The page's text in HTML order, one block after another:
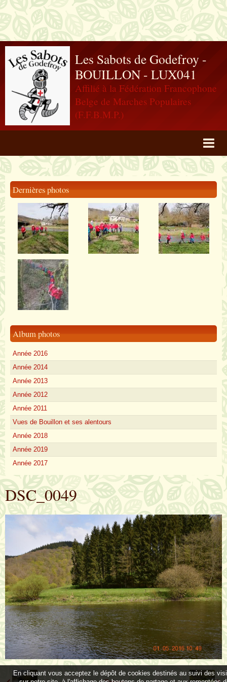
Les Sabots de Godefroy -
BOUILLON - LUX041
Affilié à la Fédération Francophone
Belge de Marches Populaires
(F.F.B.M.P.)
Agenda
Dernières photos
Album photos
Année 2016
Année 2014
Année 2013
Année 2012
Année 2011
Vues de Bouillon et ses alentours
Année 2018
Année 2019
Année 2017
DSC_0049
En cliquant vous acceptez le dépôt de cookies destinés au suivi des